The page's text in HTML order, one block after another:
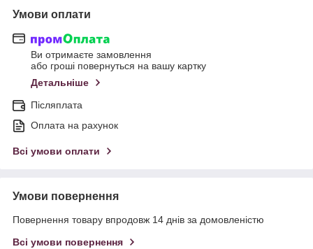
Умови оплати
Ви отримаєте замовлення
або гроші повернуться на вашу картку
Детальніше
Післяплата
Оплата на рахунок
Всі умови оплати
Умови повернення
Повернення товару впродовж 14 днів за домовленістю
Всі умови повернення